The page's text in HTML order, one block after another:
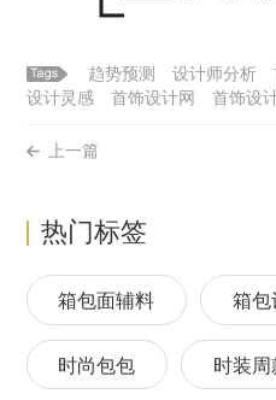
趋势预测 设计师分析
设计灵感
首饰设计网 首饰设
上一篇
热门标签
箱包面辅料 箱包
时尚包包 时装周